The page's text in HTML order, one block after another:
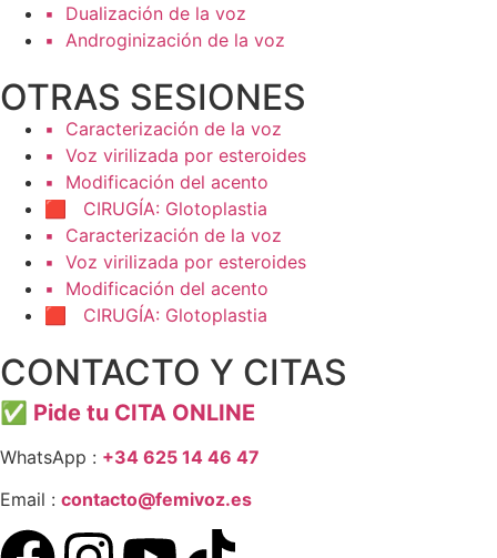
▪️ Dualización de la voz
▪️ Androginización de la voz
OTRAS SESIONES
▪️ Caracterización de la voz
▪️ Voz virilizada por esteroides
▪️ Modificación del acento
🟥 CIRUGÍA: Glotoplastia
▪️ Caracterización de la voz
▪️ Voz virilizada por esteroides
▪️ Modificación del acento
🟥 CIRUGÍA: Glotoplastia
CONTACTO Y CITAS
✅ Pide tu CITA ONLINE
WhatsApp : +34 625 14 46 47
Email : contacto@femivoz.es